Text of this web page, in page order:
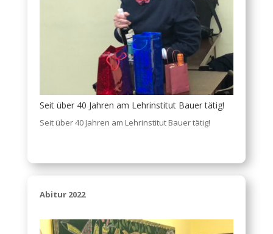
Seit über 40 Jahren am Lehrinstitut Bauer tätig!
Seit über 40 Jahren am Lehrinstitut Bauer tätig!
Abitur 2022